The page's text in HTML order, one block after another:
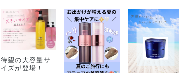
待望の大容量サ
イズが登場！